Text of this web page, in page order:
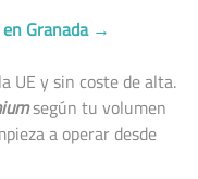
Granada →
UE y sin coste de alta.
según tu volumen
a operar desde